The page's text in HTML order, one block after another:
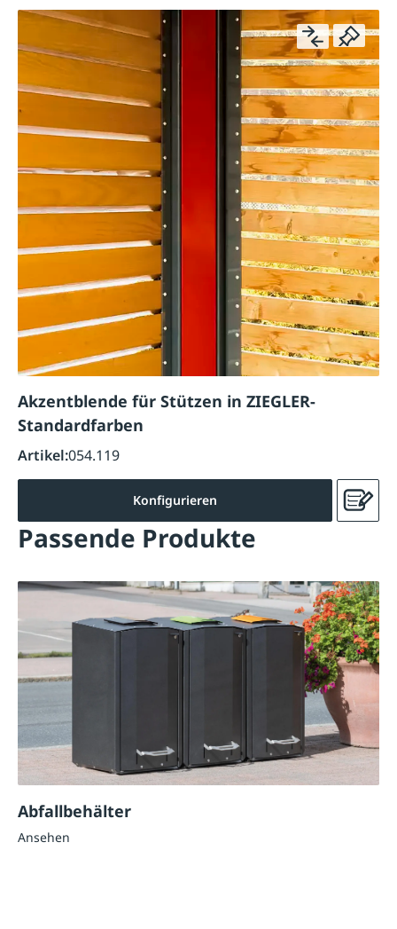
Akzentblende für Stützen in ZIEGLER-
Standardfarben
Artikel:054.119
Konfigurieren
Passende Produkte
Abfallbehälter
Ansehen